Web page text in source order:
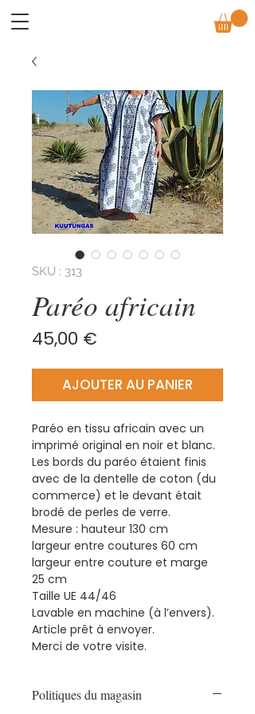
SKU : 313
Paréo africain
45,00 €
AJOUTER AU PANIER
Paréo en tissu africain avec un
imprimé original en noir et blanc.
Les bords du paréo étaient finis
avec de la dentelle de coton (du
commerce) et le devant était
brodé de perles de verre.
Mesure : hauteur 130 cm
largeur entre coutures 60 cm
largeur entre couture et marge
25 cm
Taille UE 44/46
Lavable en machine (à l’envers).
Article prêt à envoyer.
Merci de votre visite.
Politiques du magasin